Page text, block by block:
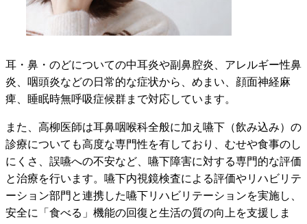
耳・鼻・のどについての中耳炎や副鼻腔炎、アレルギー性鼻
炎、咽頭炎などの日常的な症状から、めまい、顔面神経麻
痺、睡眠時無呼吸症候群まで対応しています。
また、高柳医師は耳鼻咽喉科全般に加え嚥下（飲み込み）の
診療についても高度な専門性を有しており、むせや食事のし
にくさ、誤嚥への不安など、嚥下障害に対する専門的な評価
と治療を行います。嚥下内視鏡検査による評価やリハビリテ
ーション部門と連携した嚥下リハビリテーションを実施し、
安全に「食べる」機能の回復と生活の質の向上を支援しま